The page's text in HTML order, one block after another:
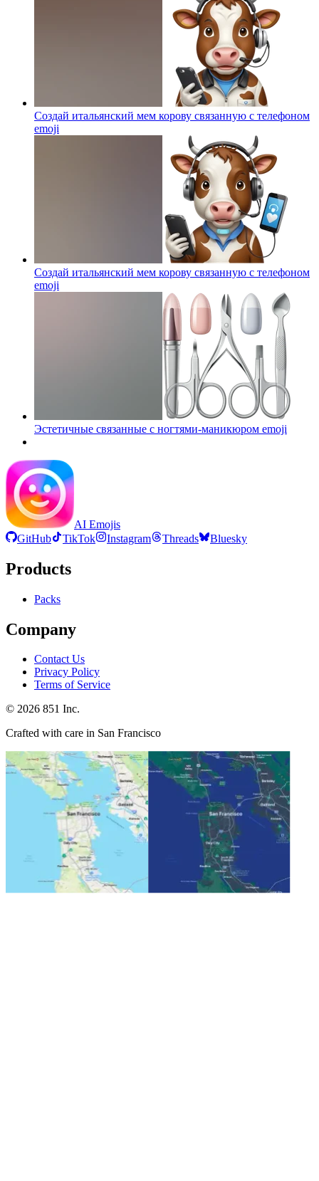
Создай итальянский мем корову связанную с телефоном
emoji
Создай итальянский мем корову связанную с телефоном
emoji
Эстетичные связанные с ногтями-маникюром emoji
AI Emojis
GitHub
TikTok Instagram Threads Bluesky
Products
Packs
Company
Contact Us
Privacy Policy
Terms of Service
© 2026 851 Inc.
Crafted with care in San Francisco